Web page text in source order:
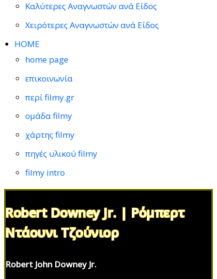
Καλύτερες Αναγνωστών ανά Είδος
Χειρότερες Αναγνωστών ανά Είδος
HOME
home page
επικοινωνία
περί filmy.gr
ομάδα filmy
χάρτης filmy
πηγές υλικού filmy
filmy intro
Robert Downey Jr. | Ρόμπερτ
Ντάουνι Τζούνιορ
Robert John Downey Jr.